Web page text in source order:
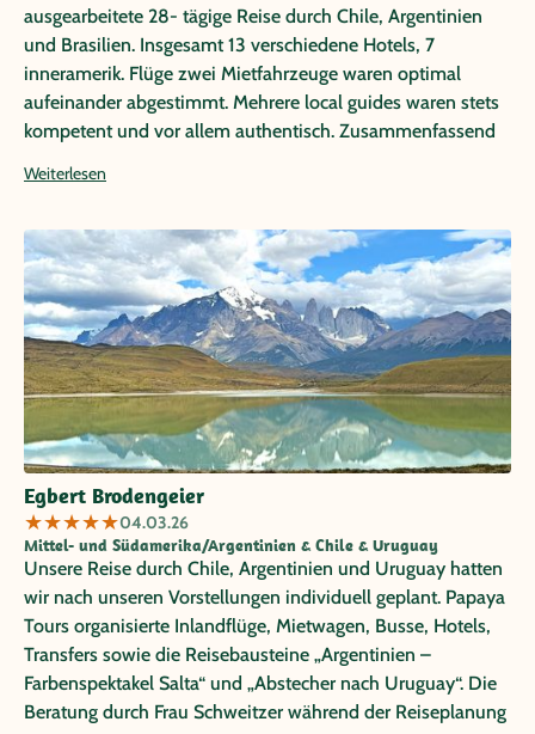
ausgearbeitete 28- tägige Reise durch Chile, Argentinien
und Brasilien. Insgesamt 13 verschiedene Hotels, 7
inneramerik. Flüge zwei Mietfahrzeuge waren optimal
aufeinander abgestimmt. Mehrere local guides waren stets
kompetent und vor allem authentisch. Zusammenfassend
2020 (Mietwagenreise durch Costa Rica) uneingeschränkt
Weiterlesen
Egbert Brodengeier
★★★★★04.03.26
Mittel- und Südamerika/Argentinien & Chile & Uruguay
Unsere Reise durch Chile, Argentinien und Uruguay hatten
wir nach unseren Vorstellungen individuell geplant. Papaya
Tours organisierte Inlandflüge, Mietwagen, Busse, Hotels,
Transfers sowie die Reisebausteine „Argentinien –
Farbenspektakel Salta“ und „Abstecher nach Uruguay“. Die
Beratung durch Frau Schweitzer während der Reiseplanung